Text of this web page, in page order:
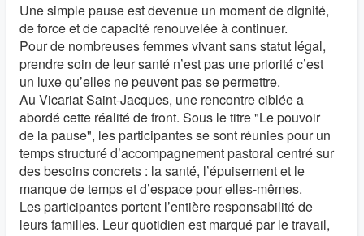
Une simple pause est devenue un moment de dignité,
de force et de capacité renouvelée à continuer.
Pour de nombreuses femmes vivant sans statut légal,
prendre soin de leur santé n’est pas une priorité c’est
un luxe qu’elles ne peuvent pas se permettre.
Au Vicariat Saint-Jacques, une rencontre ciblée a
abordé cette réalité de front. Sous le titre "Le pouvoir
de la pause", les participantes se sont réunies pour un
temps structuré d’accompagnement pastoral centré sur
des besoins concrets : la santé, l’épuisement et le
manque de temps et d’espace pour elles-mêmes.
Les participantes portent l’entière responsabilité de
leurs familles. Leur quotidien est marqué par le travail,